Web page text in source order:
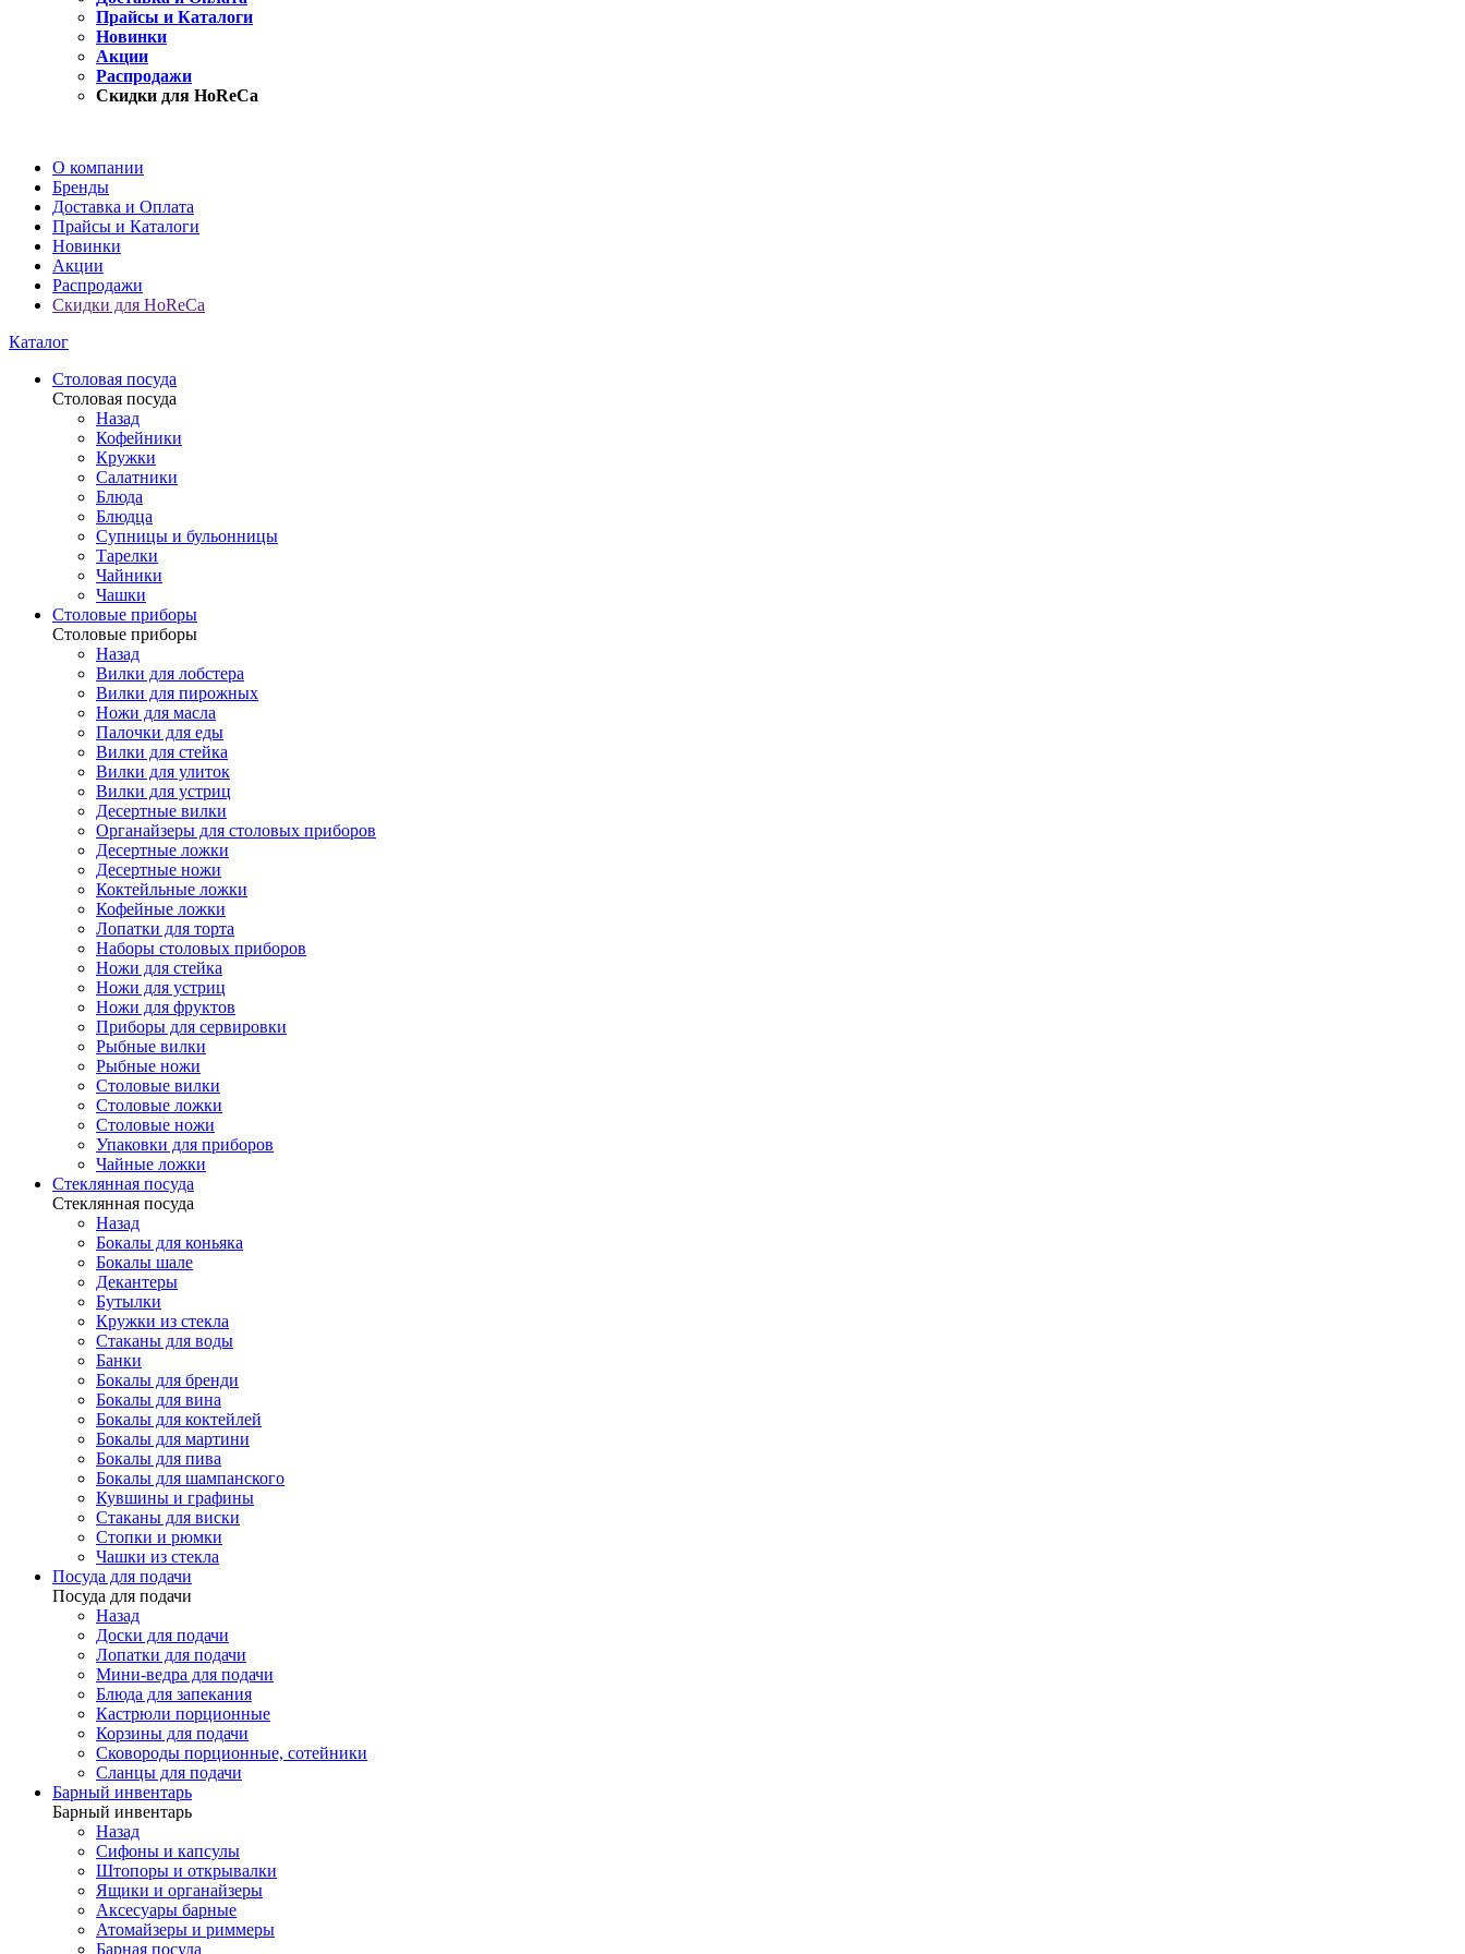
Прайсы и Каталоги
Новинки
Акции
Распродажи
Скидки для HoReCa
О компании
Бренды
Доставка и Оплата
Прайсы и Каталоги
Новинки
Акции
Распродажи
Скидки для HoReCa
Каталог
Столовая посуда
Столовая посуда
Назад
Кофейники
Кружки
Салатники
Блюда
Блюдца
Супницы и бульонницы
Тарелки
Чайники
Чашки
Cтоловые приборы
Cтоловые приборы
Назад
Вилки для лобстера
Вилки для пирожных
Ножи для масла
Палочки для еды
Вилки для стейка
Вилки для улиток
Вилки для устриц
Десертные вилки
Органайзеры для столовых приборов
Десертные ложки
Десертные ножи
Коктейльные ложки
Кофейные ложки
Лопатки для торта
Наборы столовых приборов
Ножи для стейка
Ножи для устриц
Ножи для фруктов
Приборы для сервировки
Рыбные вилки
Рыбные ножи
Столовые вилки
Столовые ложки
Столовые ножи
Упаковки для приборов
Чайные ложки
Стеклянная посуда
Стеклянная посуда
Назад
Бокалы для коньяка
Бокалы шале
Декантеры
Бутылки
Кружки из стекла
Стаканы для воды
Банки
Бокалы для бренди
Бокалы для вина
Бокалы для коктейлей
Бокалы для мартини
Бокалы для пива
Бокалы для шампанского
Кувшины и графины
Стаканы для виски
Стопки и рюмки
Чашки из стекла
Посуда для подачи
Посуда для подачи
Назад
Доски для подачи
Лопатки для подачи
Мини-ведра для подачи
Блюда для запекания
Кастрюли порционные
Корзины для подачи
Сковороды порционные, сотейники
Сланцы для подачи
Барный инвентарь
Барный инвентарь
Назад
Сифоны и капсулы
Штопоры и открывалки
Ящики и органайзеры
Аксесуары барные
Атомайзеры и риммеры
Барная посуда